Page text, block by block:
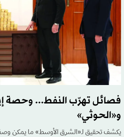
فصائل تهرّب النفط... وحصة
و«الحوثي»
يكشف تحقيق لـ«الشرق الأوسط» ما يمكن